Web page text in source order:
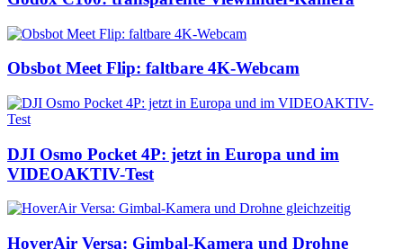
Obsbot Meet Flip: faltbare 4K-Webcam
DJI Osmo Pocket 4P: jetzt in Europa und im
VIDEOAKTIV-Test
HoverAir Versa: Gimbal-Kamera und Drohne